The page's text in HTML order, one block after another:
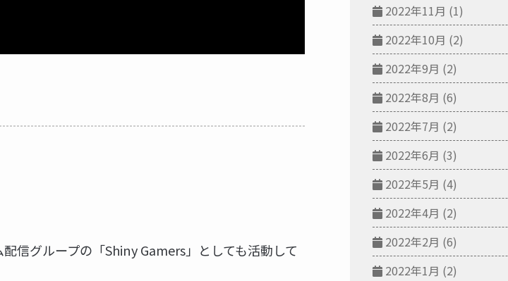
信グループの「Shiny Gamers」としても活動して
2022年11月 (1)
2022年10月 (2)
2022年9月 (2)
2022年8月 (6)
2022年7月 (2)
2022年6月 (3)
2022年5月 (4)
2022年4月 (2)
2022年2月 (6)
2022年1月 (2)